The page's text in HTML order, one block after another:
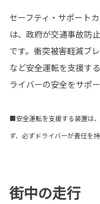
セーフティ・サポート
は、政府が交通事故防
です。衝突被害軽減ブ
など安全運転を支援す
ライバーの安全をサポー
■安全運転を支援する装置は
ず、必ずドライバーが責任を
街中の走行